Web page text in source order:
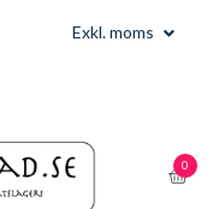
Exkl. moms
0